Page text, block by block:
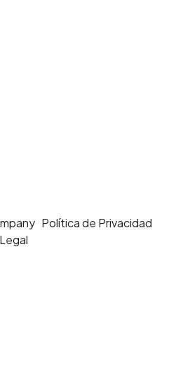
Política de Privacidad